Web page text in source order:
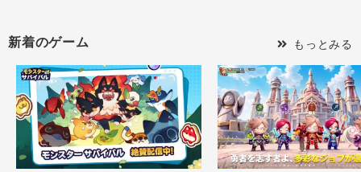
新着のゲーム もっとみる